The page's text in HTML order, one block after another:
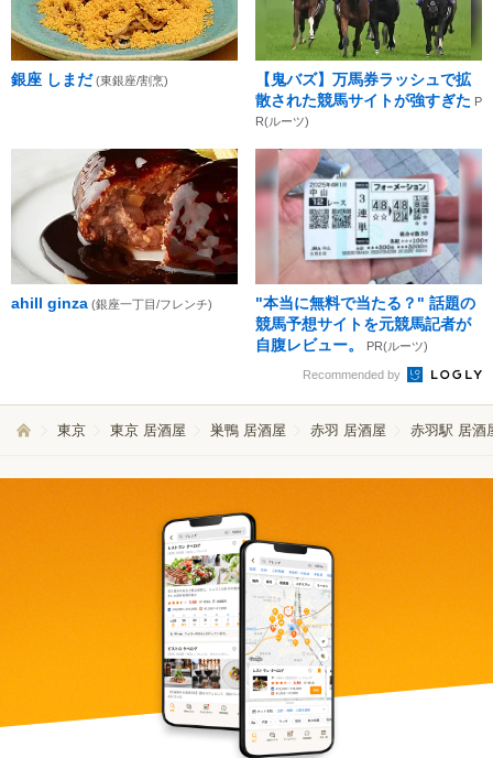
銀座 しまだ (東銀座/割烹)
【鬼バズ】万馬券ラッシュで拡
散された競馬サイトが強すぎた P
R(ルーツ)
ahill ginza (銀座一丁目/フレンチ)
"本当に無料で当たる？" 話題の
競馬予想サイトを元競馬記者が
自腹レビュー。
PR(ルーツ)
Recommended by
東京 東京 居酒屋 巣鴨 居酒屋 赤羽 居酒屋 赤羽駅 居酒